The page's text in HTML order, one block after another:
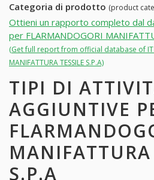
Categoria di prodotto (product
Ottieni un rapporto completo dal
per FLARMANDOGORI
(Get full report from official database of IT
MANIFATTURA TESSILE S.P.A)
TIPI DI
AGGIUNTIVE
MANIFATTURA
S.P.A